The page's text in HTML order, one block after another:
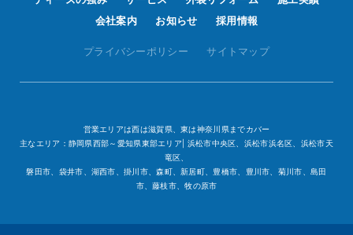
会社案内
お知らせ 採用情報
プライバシーポリシー サイトマップ
営業エリアは西は滋賀県、東は神奈川県までカバー
主なエリア：静岡県西部～愛知県東部エリア| 浜松市中央区、浜松市浜名区、浜松市天
竜区、
磐田市、袋井市、湖西市、掛川市、森町、新居町、豊橋市、豊川市、菊川市、島田
市、藤枝市、牧の原市